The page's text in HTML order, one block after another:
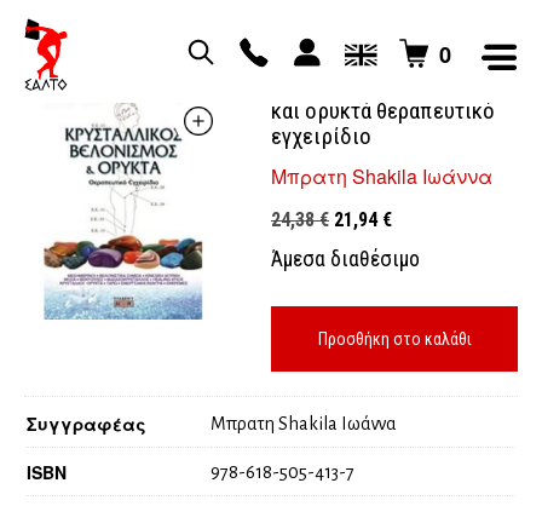
0
και ορυκτά θεραπευτικό
εγχειρίδιο
Μπρατη Shakila Ιωάννα
24,38€ Original
price
24,38 €.
21,94 €Η
τρέχουσα
τιμή
είναι:
21,94 €.
Άμεσα διαθέσιμο
Προσθήκη στο καλάθι
Συγγραφέας Μπρατη Shakila Ιωάννα
ISBN 978-618-505-413-7